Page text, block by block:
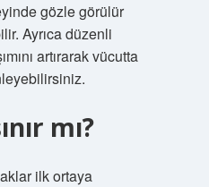
gözle görülür
Ayrıca düzenli
artırarak vücutta
mı?
ilk ortaya